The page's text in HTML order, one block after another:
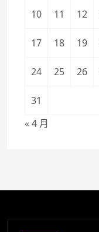
10 11 12
17 18 19
24 25 26
31
« 4 月